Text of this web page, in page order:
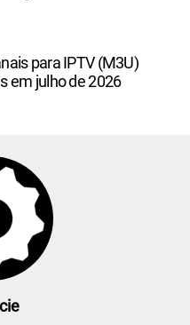
para IPTV (M3U)
em julho de 2026